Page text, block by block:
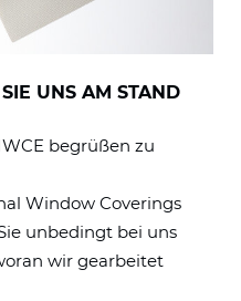
UNS AM STAND
begrüßen zu
Window Coverings
unbedingt bei uns
wir gearbeitet